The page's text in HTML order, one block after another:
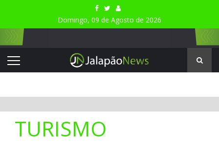
Domingo, 09 de Agosto de 2026
TURISMO